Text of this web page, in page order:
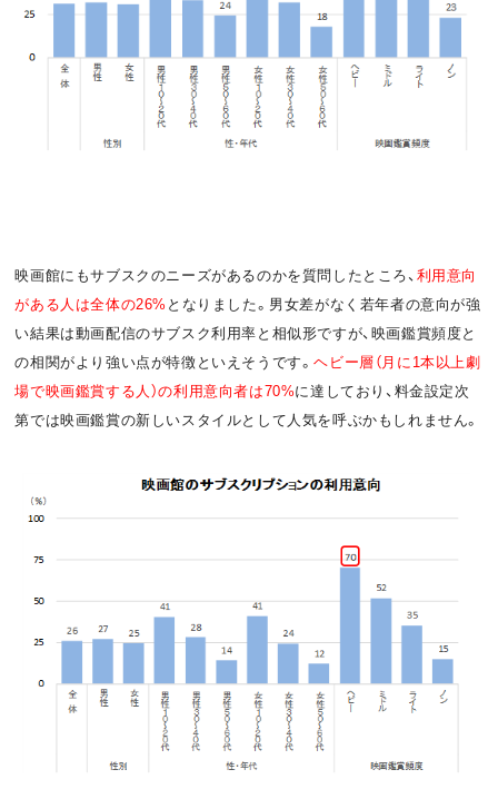
映画館にもサブスクのニーズがあるのかを質問したところ、 利用意向
がある人は全体の26% となりました。男女差がなく若年者の意向が強
い結果は動画配信のサブスク利用率と相似形ですが、映画鑑賞頻度と
の相関がより強い点が特徴といえそうです。ヘビー層（月に1本以上劇
場で映画鑑賞する人）の利用意向者は70%に達しており、料金設定次
第では映画鑑賞の新しいスタイルとして人気を呼ぶかもしれません。